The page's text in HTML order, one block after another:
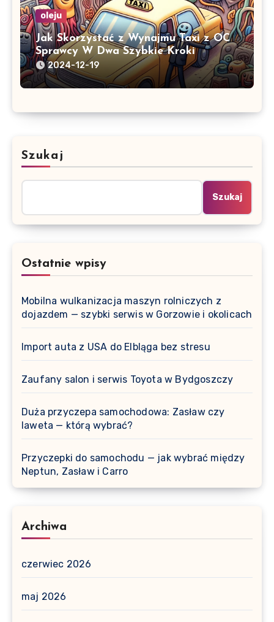
oleju
Jak Skorzystać z Wynajmu Taxi z OC
Sprawcy W Dwa Szybkie Kroki
2024-12-19
Szukaj
Szukaj
Ostatnie wpisy
Mobilna wulkanizacja maszyn rolniczych z
dojazdem — szybki serwis w Gorzowie i okolicach
Import auta z USA do Elbląga bez stresu
Zaufany salon i serwis Toyota w Bydgoszczy
Duża przyczepa samochodowa: Zasław czy
laweta — którą wybrać?
Przyczepki do samochodu — jak wybrać między
Neptun, Zasław i Carro
Archiwa
czerwiec 2026
maj 2026